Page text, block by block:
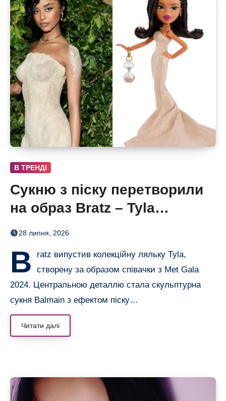
В ТРЕНДІ
Сукню з піску перетворили
на образ Bratz – Tyla
отримала власну ляльку
28 липня, 2026
B
ratz випустив колекційну ляльку Tyla,
створену за образом співачки з Met Gala
2024. Центральною деталлю стала скульптурна
сукня Balmain з ефектом піску…
Читати далі